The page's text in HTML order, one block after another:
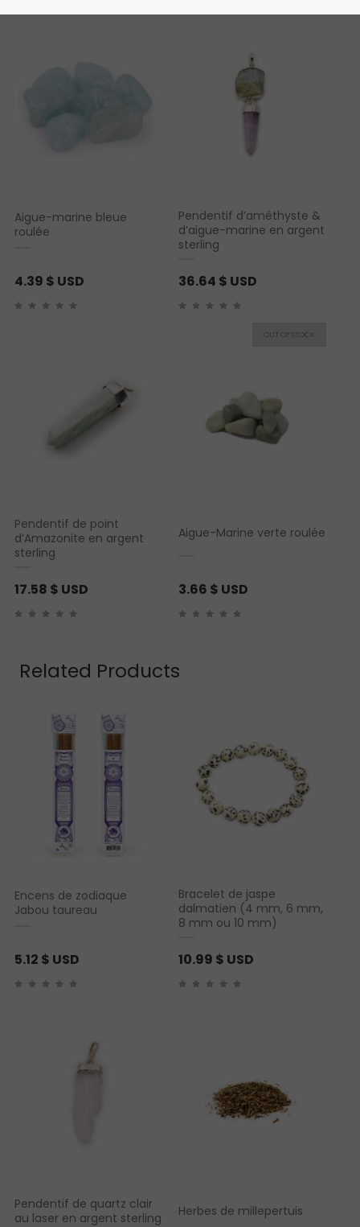
Aigue-marine bleue
roulée
4.39 $ USD
Pendentif d’améthyste &
d’aigue-marine en argent
sterling
36.64 $ USD
Pendentif de point
d’Amazonite en argent
sterling
17.58 $ USD
Aigue-Marine verte roulée
3.66 $ USD
Related Products
Encens de zodiaque
Jabou taureau
5.12 $ USD
Bracelet de jaspe
dalmatien (4 mm, 6 mm,
8 mm ou 10 mm)
10.99 $ USD
Pendentif de quartz clair
au laser en argent sterling
Herbes de millepertuis